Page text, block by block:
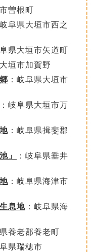
曽根町
岐阜県大垣市西之
阜県大垣市矢道町
垣市加賀野
：岐阜県大垣市
：岐阜県大垣市万
：岐阜県揖斐郡
」
：岐阜県垂井
：岐阜県海津市
息地 ：岐阜県海
養老郡養老町
阜県瑞穂市